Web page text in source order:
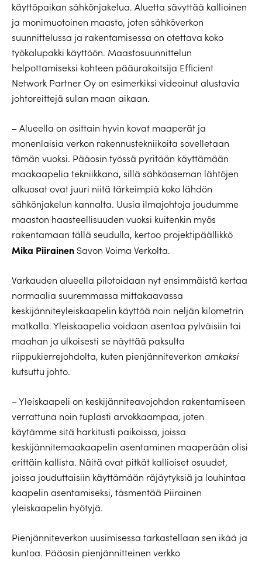
käyttöpaikan sähkönjakelua. Aluetta sävyttää kallioinen
ja monimuotoinen maasto, joten sähköverkon
suunnittelussa ja rakentamisessa on otettava koko
työkalupakki käyttöön. Maastosuunnittelun
helpottamiseksi kohteen pääurakoitsija Efficient
Network Partner Oy on esimerkiksi videoinut alustavia
johtoreittejä sulan maan aikaan.
– Alueella on osittain hyvin kovat maaperät ja
monenlaisia verkon rakennustekniikoita sovelletaan
tämän vuoksi. Pääosin työssä pyritään käyttämään
maakaapelia tekniikkana, sillä sähköaseman lähtöjen
alkuosat ovat juuri niitä tärkeimpiä koko lähdön
sähkönjakelun kannalta. Uusia ilmajohtoja joudumme
maaston haasteellisuuden vuoksi kuitenkin myös
rakentamaan tällä seudulla, kertoo projektipäällikkö
Mika Piirainen Savon Voima Verkolta.
Varkauden alueella pilotoidaan nyt ensimmäistä kertaa
normaalia suuremmassa mittakaavassa
keskijänniteyleiskaapelin käyttöä noin neljän kilometrin
matkalla. Yleiskaapelia voidaan asentaa pylväisiin tai
maahan ja ulkoisesti se näyttää paksulta
riippukierrejohdolta, kuten pienjänniteverkon amkaksi
kutsuttu johto.
– Yleiskaapeli on keskijänniteavojohdon rakentamiseen
verrattuna noin tuplasti arvokkaampaa, joten
käytämme sitä harkitusti paikoissa, joissa
keskijännitemaakaapelin asentaminen maaperään olisi
erittäin kallista. Näitä ovat pitkät kallioiset osuudet,
joissa jouduttaisiin käyttämään räjäytyksiä ja louhintaa
kaapelin asentamiseksi, täsmentää Piirainen
yleiskaapelin hyötyjä.
Pienjänniteverkon uusimisessa tarkastellaan sen ikää ja
kuntoa. Pääosin pienjännitteinen verkko